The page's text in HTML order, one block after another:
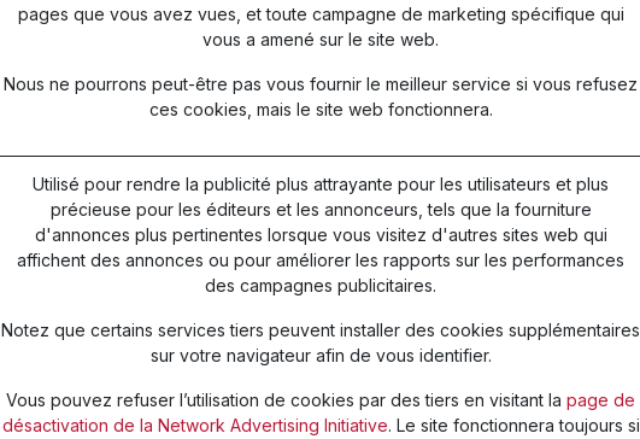
pages que vous avez vues, et toute campagne de marketing spécifique qui
vous a amené sur le site web.
Nous ne pourrons peut-être pas vous fournir le meilleur service si vous refusez
ces cookies, mais le site web fonctionnera.
Utilisé pour rendre la publicité plus attrayante pour les utilisateurs et plus
précieuse pour les éditeurs et les annonceurs, tels que la fourniture
d'annonces plus pertinentes lorsque vous visitez d'autres sites web qui
affichent des annonces ou pour améliorer les rapports sur les performances
des campagnes publicitaires.
Notez que certains services tiers peuvent installer des cookies supplémentaires
sur votre navigateur afin de vous identifier.
Vous pouvez refuser l’utilisation de cookies par des tiers en visitant la page de
désactivation de la Network Advertising Initiative. Le site fonctionnera toujours si